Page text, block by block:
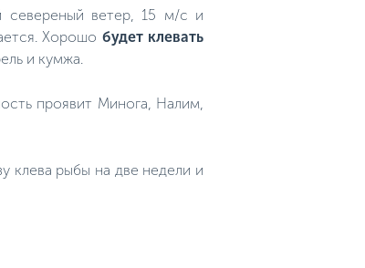
севереный ветер, 15 м/с и
Хорошо будет клевать
и кумжа.
проявит Минога, Налим,
клева рыбы на две недели и